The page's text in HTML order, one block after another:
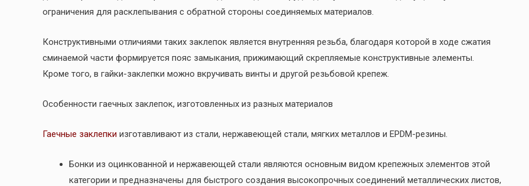
ограничения для расклепывания с обратной стороны соединяемых материалов.
Конструктивными отличиями таких заклепок является внутренняя резьба, благодаря которой в ходе сжатия
сминаемой части формируется пояс замыкания, прижимающий скрепляемые конструктивные элементы.
Кроме того, в гайки-заклепки можно вкручивать винты и другой резьбовой крепеж.
Особенности гаечных заклепок, изготовленных из разных материалов
Гаечные заклепки изготавливают из стали, нержавеющей стали, мягких металлов и EPDM-резины.
Бонки из оцинкованной и нержавеющей стали являются основным видом крепежных элементов этой
категории и предназначены для быстрого создания высокопрочных соединений металлических листов,